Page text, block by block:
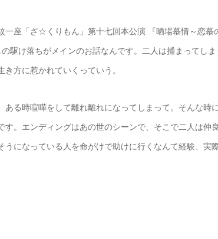
座「ざ☆くりもん」第十七回本公演 『晒場慕情～恋慕
駆け落ちがメインのお話なんです。二人は捕まってしま
方に惹かれていくっていう。
る時喧嘩をして離れ離れになってしまって。そんな時
。エンディングはあの世のシーンで、そこで二人は仲良
になっている人を命がけで助けに行くなんて経験、実